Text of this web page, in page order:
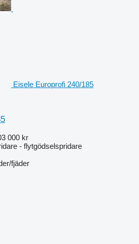
Eisele Europrofi 240/185
000 kr
- flytgödselspridare
fjäder